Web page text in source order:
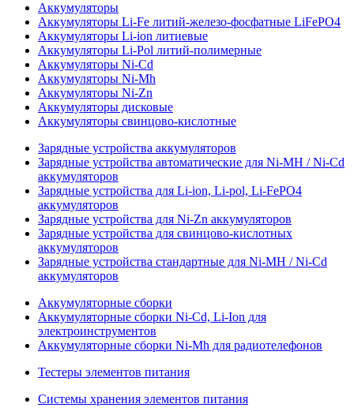
Аккумуляторы
Аккумуляторы Li-Fe литий-железо-фосфатные LiFePO4
Аккумуляторы Li-ion литиевые
Аккумуляторы Li-Pol литий-полимерные
Аккумуляторы Ni-Cd
Аккумуляторы Ni-Mh
Аккумуляторы Ni-Zn
Аккумуляторы дисковые
Аккумуляторы свинцово-кислотные
Зарядные устройства аккумуляторов
Зарядные устройства автоматические для Ni-MH / Ni-Cd
аккумуляторов
Зарядные устройства для Li-ion, Li-pol, Li-FePO4
аккумуляторов
Зарядные устройства для Ni-Zn аккумуляторов
Зарядные устройства для свинцово-кислотных
аккумуляторов
Зарядные устройства стандартные для Ni-MH / Ni-Cd
аккумуляторов
Аккумуляторные сборки
Аккумуляторные сборки Ni-Cd, Li-Ion для
электроинструментов
Аккумуляторные сборки Ni-Mh для радиотелефонов
Тестеры элементов питания
Системы хранения элементов питания